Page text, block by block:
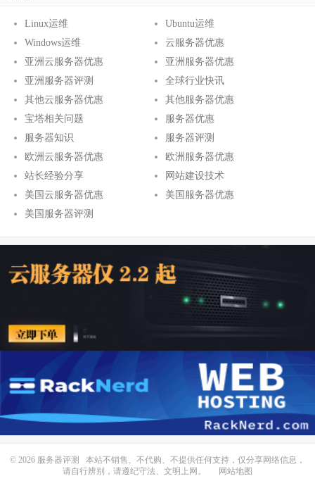
Linux运维
Ubuntu运维
Windows运维
云服务器优惠
亚洲云服务器优惠
亚洲服务器优惠
亚洲服务器评测
全球行业快讯
其他云服务器优惠
其他服务器优惠
宝塔相关问题
服务器优惠
服务器知识
服务器评测
欧洲云服务器优惠
欧洲服务器优惠
站长经验分享
网站建设技术
美国云服务器优惠
美国服务器优惠
美国服务器评测
© 2026 服务器评测
本站不销售、不代购、不提供任何支持，仅分享网络信息，
请自行辨别，请遵纪守法、文明上网。
网站地图